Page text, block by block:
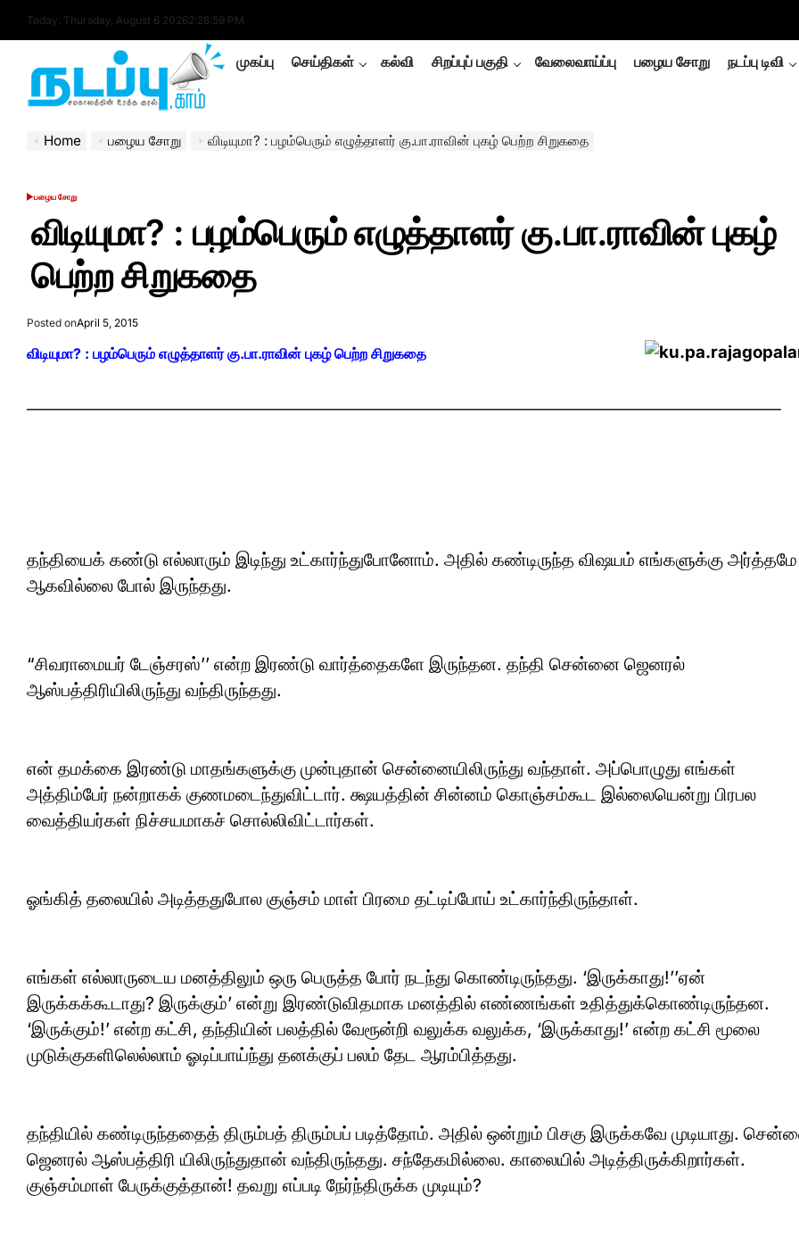
Today: Thursday, August 6 20262:29:00 PM
nadappu.com
முகப்பு செய்திகள் கல்வி சிறப்புப் பகுதி வேலைவாய்ப்பு பழைய சோறு நடப்பு டிவி
Home பழைய சோறு விடியுமா? : பழம்பெரும் எழுத்தாளர் கு.பா.ராவின் புகழ் பெற்ற சிறுகதை
POSTED
பழைய சோறு
விடியுமா? : பழம்பெரும் எழுத்தாளர் கு.பா.ராவின் புகழ்
பெற்ற சிறுகதை
Posted onApril 5, 2015
விடியுமா? : பழம்பெரும் எழுத்தாளர் கு.பா.ராவின் புகழ் பெற்ற சிறுகதை
தந்தியைக் கண்டு எல்லாரும் இடிந்து உட்கார்ந்துபோனோம். அதில் கண்டிருந்த விஷயம் எங்களுக்கு அர்த்தமே
ஆகவில்லை போல் இருந்தது.
“சிவராமையர் டேஞ்சரஸ்’’ என்ற இரண்டு வார்த்தைகளே இருந்தன. தந்தி சென்னை ஜெனரல்
ஆஸ்பத்திரியிலிருந்து வந்திருந்தது.
என் தமக்கை இரண்டு மாதங்களுக்கு முன்புதான் சென்னையிலிருந்து வந்தாள். அப்பொழுது எங்கள்
அத்திம்பேர் நன்றாகக் குணமடைந்துவிட்டார். க்ஷயத்தின் சின்னம் கொஞ்சம்கூட இல்லையென்று பிரபல
வைத்தியர்கள் நிச்சயமாகச் சொல்லிவிட்டார்கள்.
ஓங்கித் தலையில் அடித்ததுபோல குஞ்சம் மாள் பிரமை தட்டிப்போய் உட்கார்ந்திருந்தாள்.
எங்கள் எல்லாருடைய மனத்திலும் ஒரு பெருத்த போர் நடந்து கொண்டிருந்தது. ‘இருக்காது!’’ஏன்
இருக்கக்கூடாது? இருக்கும்’ என்று இரண்டுவிதமாக மனத்தில் எண்ணங்கள் உதித்துக்கொண்டிருந்தன.
‘இருக்கும்!’ என்ற கட்சி, தந்தியின் பலத்தில் வேரூன்றி வலுக்க வலுக்க, ‘இருக்காது!’ என்ற கட்சி மூலை
முடுக்குகளிலெல்லாம் ஓடிப்பாய்ந்து தனக்குப் பலம் தேட ஆரம்பித்தது.
தந்தியில் கண்டிருந்ததைத் திரும்பத் திரும்பப் படித்தோம். அதில் ஒன்றும் பிசகு இருக்கவே முடியாது.
ஜெனரல் ஆஸ்பத்திரி யிலிருந்துதான் வந்திருந்தது. சந்தேகமில்லை. காலையில் அடித்திருக்கிறார்கள்.
குஞ்சம்மாள் பேருக்குத்தான்! தவறு எப்படி நேர்ந்திருக்க முடியும்?